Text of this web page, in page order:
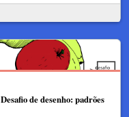
Desafio de desenho: padrões